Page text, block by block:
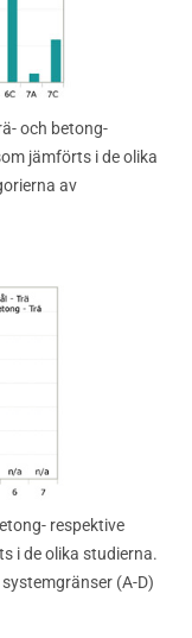
och betong-
jämförts i de olika
av
respektive
i de olika studierna.
(A-D)